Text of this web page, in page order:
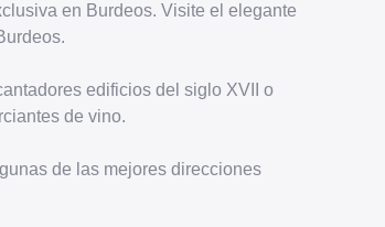
en Burdeos. Visite el elegante
edificios del siglo XVII o
de vino.
de las mejores direcciones